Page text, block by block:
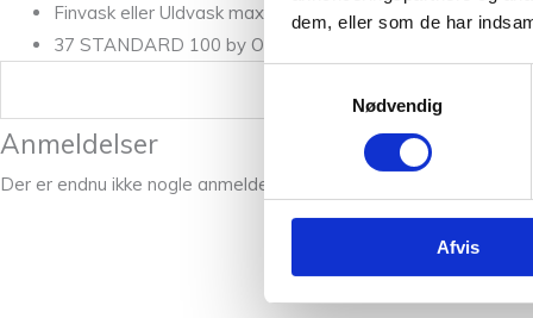
dem, eller som de har
Nødvendig
Afvis
Finvask eller Uldvask max 30°C / Tørres fladt.
37 STANDARD 100 by OEKO-TEX® certificerede farver.
Anmeldelser
Der er endnu ikke nogle anmeldelser.